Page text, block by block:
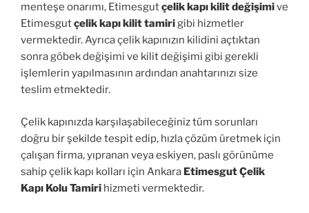
menteşe onarımı, Etimesgutçelik kapı kilit değişimive
Etimesgutçelik kapı kilit tamirigibi hizmetler
vermektedir. Ayrıca çelik kapınızın kilidini açtıktan
sonra göbek değişimi ve kilit değişimi gibi gerekli
işlemlerin yapılmasının ardından anahtarınızı size
teslim etmektedir.
Çelik kapınızda karşılaşabileceğiniz tüm sorunları
doğru bir şekilde tespit edip, hızla çözüm üretmek için
çalışan firma, yıpranan veya eskiyen, paslı görünüme
sahip çelik kapı kolları için Ankara Etimesgut Çelik
Kapı Kolu Tamiri hizmeti vermektedir.